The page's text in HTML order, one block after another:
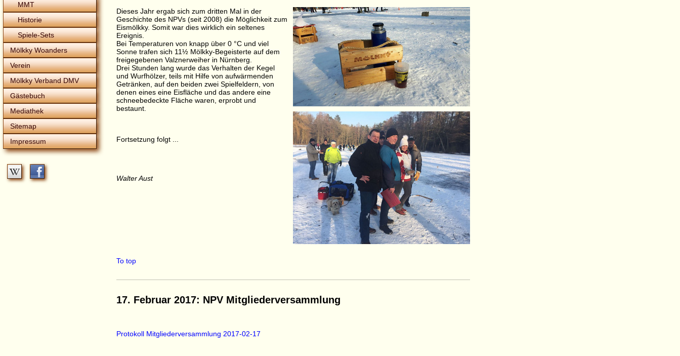
MMT
Historie
Spiele-Sets
Mölkky Woanders
Verein
Mölkky Verband DMV
Gästebuch
Mediathek
Sitemap
Impressum
Dieses Jahr ergab sich zum dritten Mal in der
Geschichte des NPVs (seit 2008) die Möglichkeit zum
Eismölkky. Somit war dies wirklich ein seltenes
Ereignis.
Bei Temperaturen von knapp über 0 °C und viel
Sonne trafen sich 11½ Mölkky-Begeisterte auf dem
freigegebenen Valznerweiher in Nürnberg.
Drei Stunden lang wurde das Verhalten der Kegel
und Wurfhölzer, teils mit Hilfe von aufwärmenden
Getränken, auf den beiden zwei Spielfeldern, von
denen eines eine Eisfläche und das andere eine
schneebedeckte Fläche waren, erprobt und
bestaunt.
Fortsetzung folgt ...
Walter Aust
To top
17. Februar 2017: NPV Mitgliederversammlung
Protokoll Mitgliederversammlung 2017-02-17